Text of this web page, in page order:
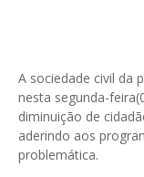
A sociedade civil da
nesta segunda-
diminuição de
aderindo aos
problemática.